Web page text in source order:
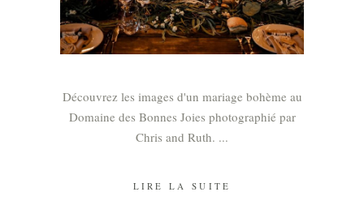
Découvrez les images d'un mariage bohème au
Domaine des Bonnes Joies photographié par
Chris and Ruth.
LIRE LA SUITE